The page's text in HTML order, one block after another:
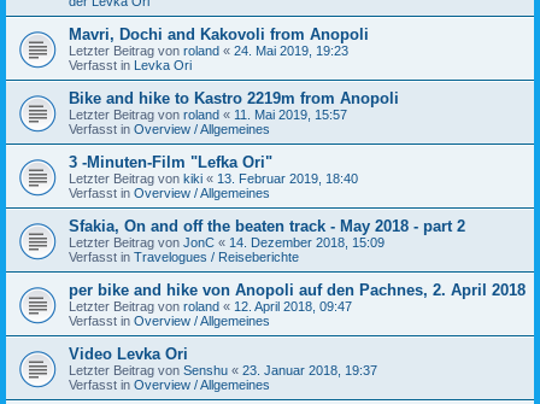
Mavri, Dochi and Kakovoli from Anopoli
Letzter Beitrag von roland « 24. Mai 2019, 19:23
Verfasst in Levka Ori
Bike and hike to Kastro 2219m from Anopoli
Letzter Beitrag von roland « 11. Mai 2019, 15:57
Verfasst in Overview / Allgemeines
3 -Minuten-Film "Lefka Ori"
Letzter Beitrag von kiki « 13. Februar 2019, 18:40
Verfasst in Overview / Allgemeines
Sfakia, On and off the beaten track - May 2018 - part 2
Letzter Beitrag von JonC « 14. Dezember 2018, 15:09
Verfasst in Travelogues / Reiseberichte
per bike and hike von Anopoli auf den Pachnes, 2. April 2018
Letzter Beitrag von roland « 12. April 2018, 09:47
Verfasst in Overview / Allgemeines
Video Levka Ori
Letzter Beitrag von Senshu « 23. Januar 2018, 19:37
Verfasst in Overview / Allgemeines